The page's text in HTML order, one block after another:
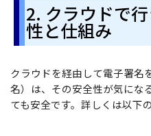
2. クラウドで
性と仕組み
クラウドを経由して電子署名
名）は、その安全性が気にな
ても安全です。詳しくは以下